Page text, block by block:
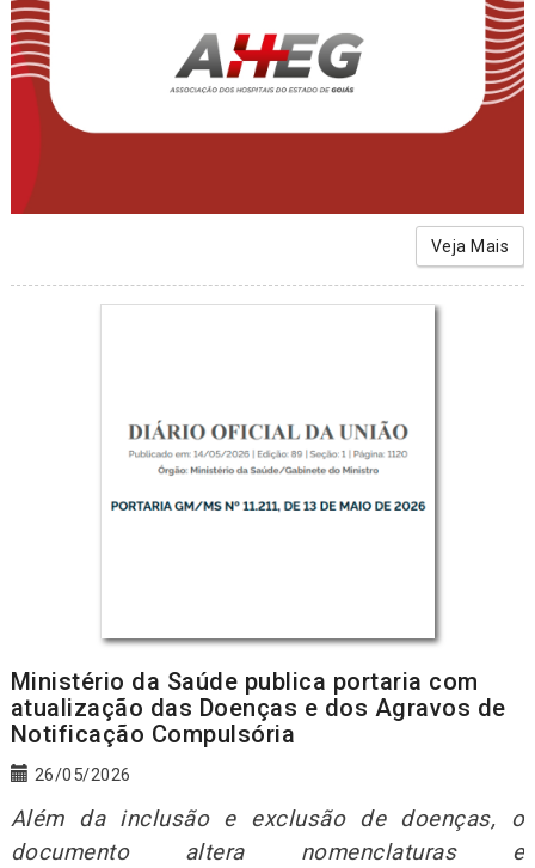
Veja Mais
Ministério da Saúde publica portaria com
atualização das Doenças e dos Agravos de
Notificação Compulsória
26/05/2026
Além da inclusão e exclusão de doenças, o
documento altera nomenclaturas e